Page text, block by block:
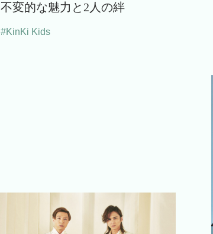
不変的な魅力と2人の絆
#KinKi Kids